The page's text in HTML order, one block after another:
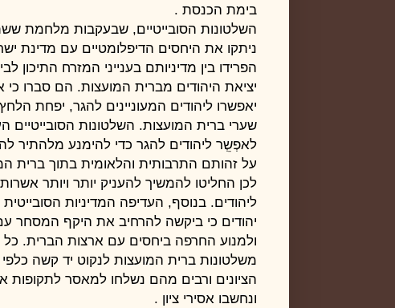
בימת הכנסת .
השלטונות הסובייטיים, שבעקבות מלחמת
ניתקו את היחסים הדיפלומטיים עם מדינת
הפרידו בין מדיניותם בענייני המזרח התיכון
יציאת היהודים מברית המועצות. הם סברו כי
יאפשרו ליהודים המעוניינים להגר, יפחת
שערי ברית המועצות. השלטונות הסובייטיים
לאפְשְֵר ליהודים להגר כדי להימנע מלהתיר
על זהותם התרבותית והלאומית בתוך ברית
לכן החליטו להמשיך להעניק יותר ויותר
ליהודים. בנוסף, העדיפה המדיניות
יהודים כי ביקשה להרחיב את היקף המסחר
ולמנוע החרפה ביחסים עם ארצות הברית.
משלטונות ברית המועצות לנקוט יד קשה
הציונים ורבים מהם נשלחו למאסר לתקופות
ונחשבו אסירי ציון .